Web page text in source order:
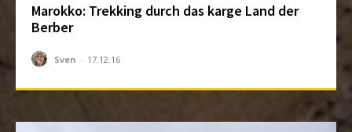
Marokko: Trekking durch das karge Land der
Berber
Sven - 17.12.16